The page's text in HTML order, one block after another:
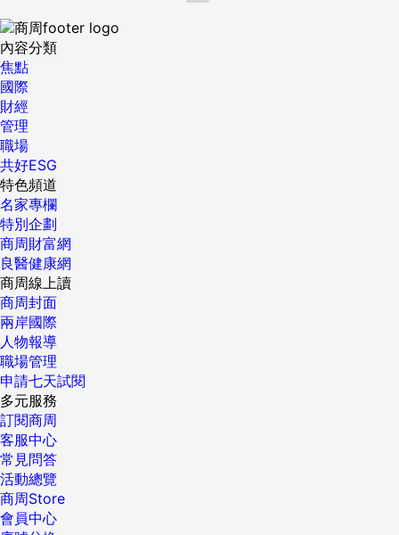
內容分類
焦點
國際
財經
管理
職場
共好ESG
特色頻道
名家專欄
特別企劃
商周財富網
良醫健康網
商周線上讀
商周封面
兩岸國際
人物報導
職場管理
申請七天試閱
多元服務
訂閱商周
客服中心
常見問答
活動總覽
商周Store
會員中心